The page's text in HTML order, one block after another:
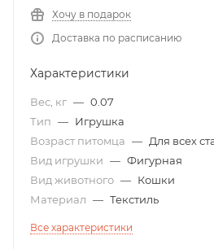
Хочу в подарок
Доставка по расписанию
Характеристики
Вес, кг — 0.07
Тип — Игрушка
Возраст питомца — Для всех
Вид игрушки — Фигурная
Вид животного — Кошки
Материал — Текстиль
Все характеристики